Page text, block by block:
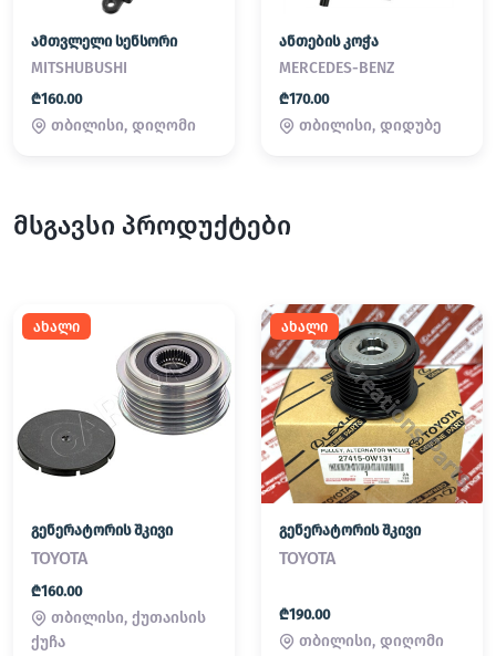
ამთვლელი სენსორი
MITSHUBUSHI
₾160.00
თბილისი, დიღომი
ანთების კოჭა
MERCEDES-BENZ
₾170.00
თბილისი, დიდუბე
მსგავსი პროდუქტები
ახალი
გენერატორის შკივი
TOYOTA
₾160.00
თბილისი, ქუთაისის
ქუჩა
ახალი
გენერატორის შკივი
TOYOTA
₾190.00
თბილისი, დიღომი